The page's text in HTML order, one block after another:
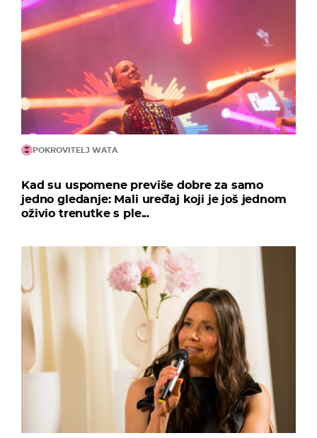
POKROVITELJ WATA
Kad su uspomene previše dobre za samo
jedno gledanje: Mali uređaj koji je još jednom
oživio trenutke s ple...